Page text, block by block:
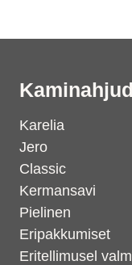
Kaminahjud
Karelia
Jero
Classic
Kermansavi
Pielinen
Eripakkumiset
Eritellimusel